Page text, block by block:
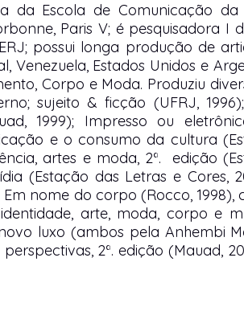
da Escola de Comunicação da
Paris V; é pesquisadora I
possui longa produção de
Venezuela, Estados Unidos e
Corpo e Moda. Produziu
sujeito & ficção (UFRJ,
1999); Impresso ou
e o consumo da cultura
artes e moda, 2ª. edição
(Estação das Letras e Cores,
nome do corpo (Rocco, 1998),
arte, moda, corpo e
luxo (ambos pela Anhembi
2ª. edição (Mauad,